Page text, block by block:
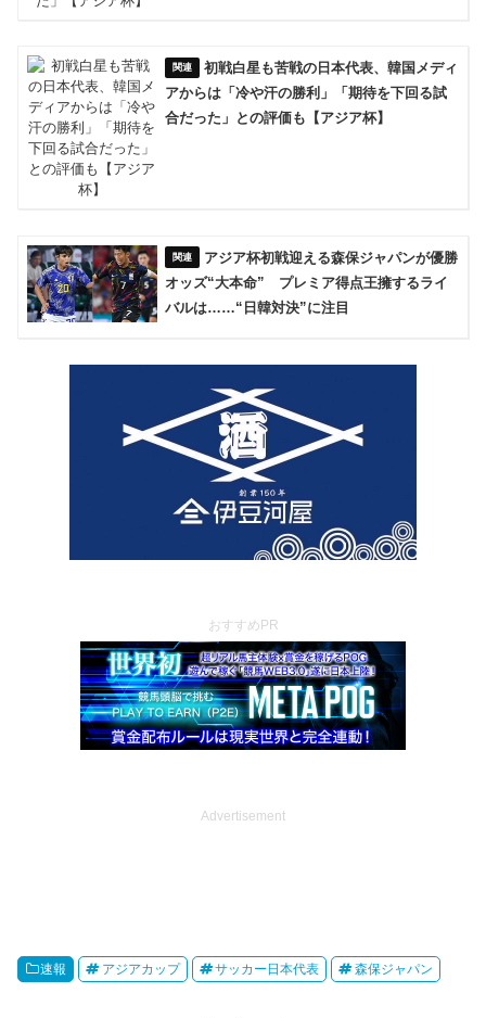
初戦白星も苦戦の日本代表、韓国メディ
アからは「冷や汗の勝利」「期待を下回る試
合だった」との評価も【アジア杯】
アジア杯初戦迎える森保ジャパンが優勝
オッズ“大本命” プレミア得点王擁するライ
バルは……“日韓対決”に注目
おすすめPR
Advertisement
速報 アジアカップ サッカー日本代表 森保ジャパン